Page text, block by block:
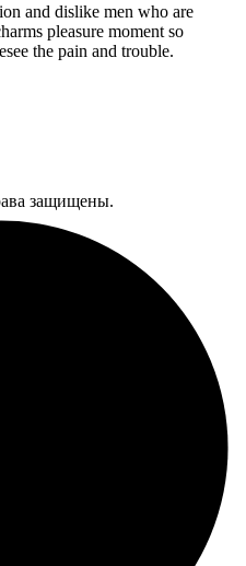
and dislike men who are
pleasure moment so
the pain and trouble.
защищены.